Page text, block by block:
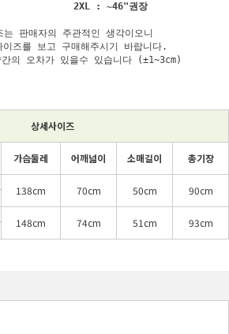
                     2XL : ~46"권장
는 판매자의 주관적인 생각이오니
의 오차가 있을수 있습니다 (±1~3cm)
상세사이즈
가슴둘레 어깨넓이 소매길이 총기장
138cm 70cm 50cm 90cm
148cm 74cm 51cm 93cm